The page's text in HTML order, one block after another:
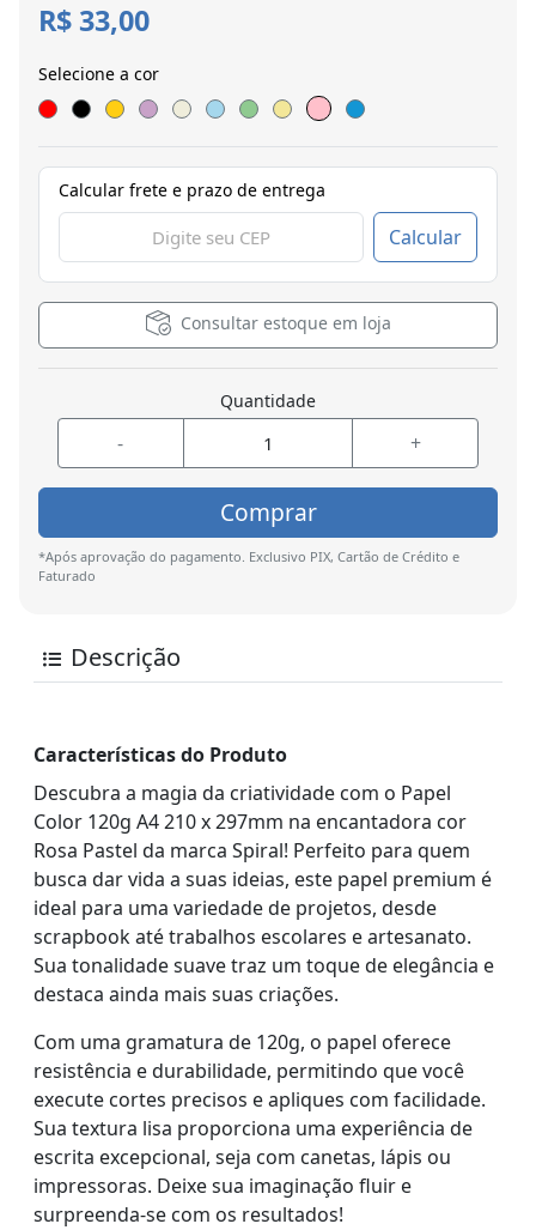
R$ 33,00
Selecione a cor
Calcular frete e prazo de entrega
Calcular
Consultar estoque em loja
Quantidade
- +
Comprar
*Após aprovação do pagamento. Exclusivo PIX, Cartão de Crédito e
Faturado
Descrição
Características do Produto
Descubra a magia da criatividade com o Papel
Color 120g A4 210 x 297mm na encantadora cor
Rosa Pastel da marca Spiral! Perfeito para quem
busca dar vida a suas ideias, este papel premium é
ideal para uma variedade de projetos, desde
scrapbook até trabalhos escolares e artesanato.
Sua tonalidade suave traz um toque de elegância e
destaca ainda mais suas criações.
Com uma gramatura de 120g, o papel oferece
resistência e durabilidade, permitindo que você
execute cortes precisos e apliques com facilidade.
Sua textura lisa proporciona uma experiência de
escrita excepcional, seja com canetas, lápis ou
impressoras. Deixe sua imaginação fluir e
surpreenda-se com os resultados!